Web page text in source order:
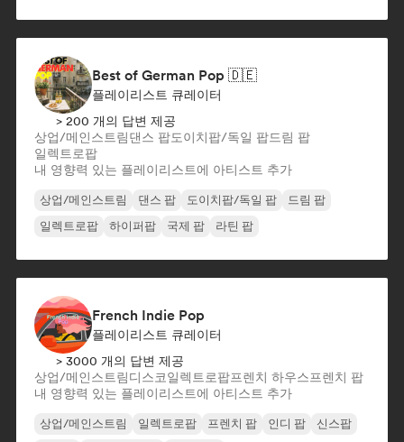
Best of German Pop 🇩🇪
플레이리스트 큐레이터
> 200 개의 답변 제공
상업/메인스트림댄스 팝도이치팝/독일 팝드림 팝
일렉트로팝
내 영향력 있는 플레이리스트에 아티스트 추가
상업/메인스트림 댄스 팝 도이치팝/독일 팝
드림 팝
일렉트로팝
하이퍼팝 국제 팝 라틴 팝
French Indie Pop
플레이리스트 큐레이터
> 3000 개의 답변 제공
상업/메인스트림디스코일렉트로팝프렌치 하우스프렌치 팝
내 영향력 있는 플레이리스트에 아티스트 추가
상업/메인스트림 일렉트로팝 프렌치 팝 인디 팝
신스팝